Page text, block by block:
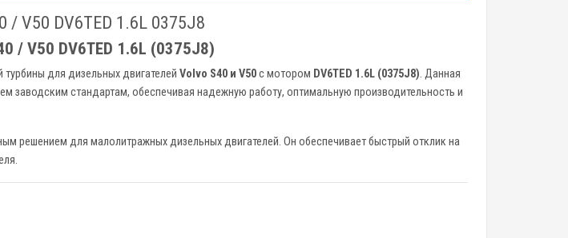
/ V50 DV6TED 1.6L 0375J8
/ V50 DV6TED 1.6L (0375J8)
для дизельных двигателей Volvo S40 и V50с мотором DV6TED 1.6L (0375J8). Данная
заводским стандартам, обеспечивая надежную работу, оптимальную производительность и
решением для малолитражных дизельных двигателей. Он обеспечивает быстрый отклик на